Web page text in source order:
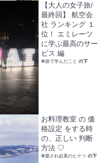
【大人の女子旅/
最終回】 航空会
社 ランキング １
位！ エミレーツ
に学ぶ最高のサー
ビス 編
❁旅で学んだこと の下
お料理教室 の 価
格設定 をする時
の、正しい 判断
方法 ♡
❁愛され起業のヒケツ の下